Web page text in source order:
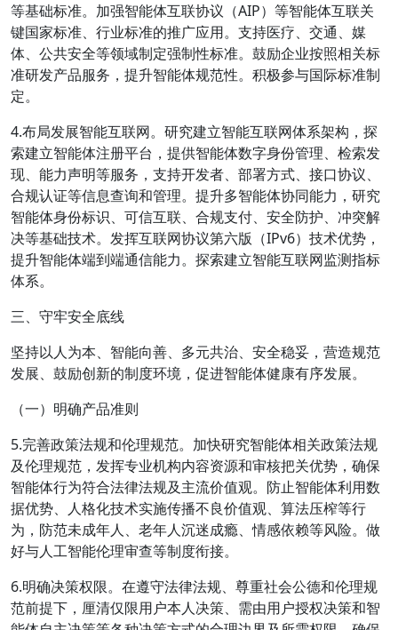
等基础标准。加强智能体互联协议（AIP）等智能体互联关
键国家标准、行业标准的推广应用。支持医疗、交通、媒
体、公共安全等领域制定强制性标准。鼓励企业按照相关标
准研发产品服务，提升智能体规范性。积极参与国际标准制
定。
4.布局发展智能互联网。研究建立智能互联网体系架构，探
索建立智能体注册平台，提供智能体数字身份管理、检索发
现、能力声明等服务，支持开发者、部署方式、接口协议、
合规认证等信息查询和管理。提升多智能体协同能力，研究
智能体身份标识、可信互联、合规支付、安全防护、冲突解
决等基础技术。发挥互联网协议第六版（IPv6）技术优势，
提升智能体端到端通信能力。探索建立智能互联网监测指标
体系。
三、守牢安全底线
坚持以人为本、智能向善、多元共治、安全稳妥，营造规范
发展、鼓励创新的制度环境，促进智能体健康有序发展。
（一）明确产品准则
5.完善政策法规和伦理规范。加快研究智能体相关政策法规
及伦理规范，发挥专业机构内容资源和审核把关优势，确保
智能体行为符合法律法规及主流价值观。防止智能体利用数
据优势、人格化技术实施传播不良价值观、算法压榨等行
为，防范未成年人、老年人沉迷成瘾、情感依赖等风险。做
好与人工智能伦理审查等制度衔接。
6.明确决策权限。在遵守法律法规、尊重社会公德和伦理规
范前提下，厘清仅限用户本人决策、需由用户授权决策和智